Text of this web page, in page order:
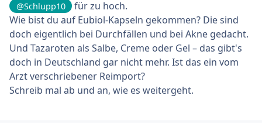
@Schlupp10
für zu hoch.
Wie bist du auf Eubiol-Kapseln gekommen? Die sind
doch eigentlich bei Durchfällen und bei Akne gedacht.
Und Tazaroten als Salbe, Creme oder Gel – das gibt's
doch in Deutschland gar nicht mehr. Ist das ein vom
Arzt verschriebener Reimport?
Schreib mal ab und an, wie es weitergeht.